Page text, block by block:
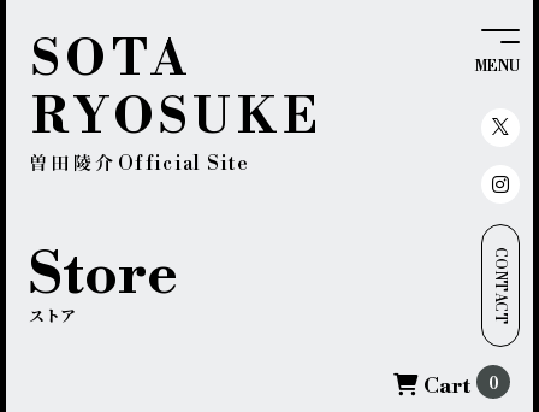
SOTA
RYOSUKE
Official Site
MENU
CONTACT
Store
ストア
Cart 0